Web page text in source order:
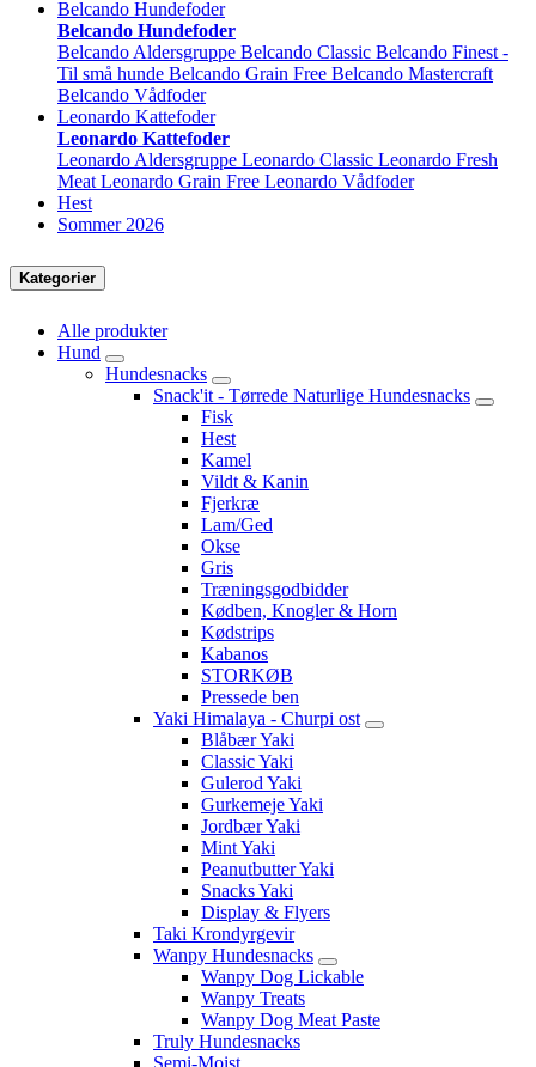
Belcando Hundefoder
Belcando Hundefoder
Belcando Aldersgruppe Belcando Classic Belcando Finest -
Til små hunde Belcando Grain Free Belcando Mastercraft
Belcando Vådfoder
Leonardo Kattefoder
Leonardo Kattefoder
Leonardo Aldersgruppe Leonardo Classic Leonardo Fresh
Meat Leonardo Grain Free Leonardo Vådfoder
Hest
Sommer 2026
Kategorier
Alle produkter
Hund
Hundesnacks
Snack'it - Tørrede Naturlige Hundesnacks
Fisk
Hest
Kamel
Vildt & Kanin
Fjerkræ
Lam/Ged
Okse
Gris
Træningsgodbidder
Kødben, Knogler & Horn
Kødstrips
Kabanos
STORKØB
Pressede ben
Yaki Himalaya - Churpi ost
Blåbær Yaki
Classic Yaki
Gulerod Yaki
Gurkemeje Yaki
Jordbær Yaki
Mint Yaki
Peanutbutter Yaki
Snacks Yaki
Display & Flyers
Taki Krondyrgevir
Wanpy Hundesnacks
Wanpy Dog Lickable
Wanpy Treats
Wanpy Dog Meat Paste
Truly Hundesnacks
Semi-Moist